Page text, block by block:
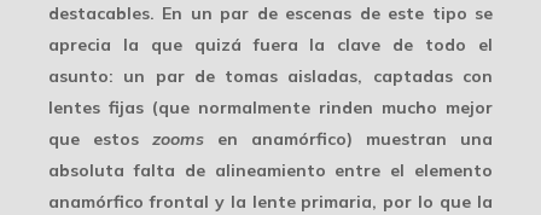
destacables. En un par de escenas de este tipo se
aprecia la que quizá fuera la clave de todo el
asunto: un par de tomas aisladas, captadas con
lentes fijas (que normalmente rinden mucho mejor
que estos zooms en anamórfico) muestran una
absoluta falta de alineamiento entre el elemento
anamórfico frontal y la lente primaria, por lo que la